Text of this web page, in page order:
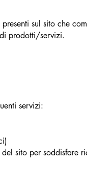
sul sito che
prodotti/servizi.
servizi:
sito per soddisfare